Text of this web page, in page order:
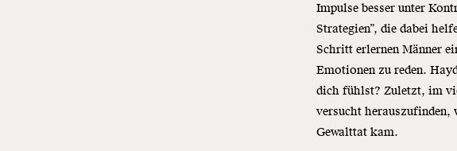
Impulse besser unter
Strategien”, die dabei
Schritt erlernen Männer
Emotionen zu reden.
dich fühlst? Zuletzt, im
versucht herauszufinden,
Gewalttat kam.